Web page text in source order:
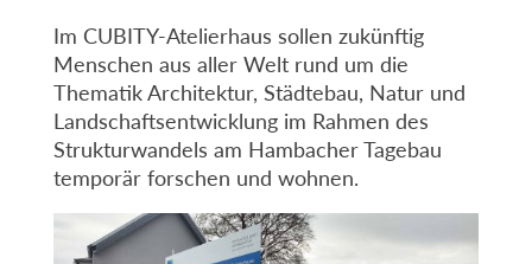
Im CUBITY-Atelierhaus sollen zukünftig
Menschen aus aller Welt rund um die
Thematik Architektur, Städtebau, Natur und
Landschaftsentwicklung im Rahmen des
Strukturwandels am Hambacher Tagebau
temporär forschen und wohnen.